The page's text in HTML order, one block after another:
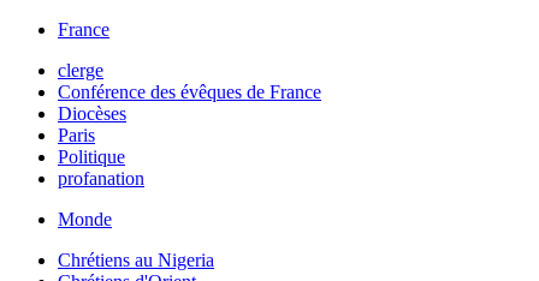
France
clerge
Conférence des évêques de France
Diocèses
Paris
Politique
profanation
Monde
Chrétiens au Nigeria